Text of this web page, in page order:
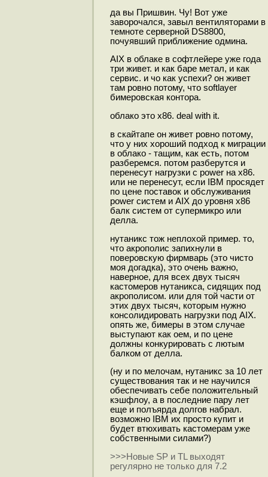
да вы Пришвин. Чу! Вот уже
заворочался, завыл вентиляторами в
темноте серверной DS8800,
почуявший приближение одмина.
AIX в облаке в софтлейере уже года
три живет. и как баре метал, и как
сервис. и чо как успехи? он живет
там ровно потому, что softlayer
бимеровская контора.
облако это x86. deal with it.
в скайтапе он живет ровно потому,
что у них хороший подход к миграции
в облако - тащим, как есть, потом
разберемся. потом разберутся и
перенесут нагрузки с power на x86.
или не перенесут, если IBM просядет
по цене поставок и обслуживания
power систем и AIX до уровня x86
балк систем от супермикро или
делла.
нутаникс тож неплохой пример. то,
что акрополис запихнули в
поверовскую фирмварь (это чисто
моя догадка), это очень важно,
наверное, для всех двух тысяч
кастомеров нутаникса, сидящих под
акрополисом. или для той части от
этих двух тысяч, которым нужно
консолидировать нагрузки под AIX.
опять же, бимеры в этом случае
выступают как оем, и по цене
должны конкурировать с лютым
балком от делла.
(ну и по мелочам, нутаникс за 10 лет
существования так и не научился
обеспечивать себе положительный
кэшфлоу, а в последние пару лет
еще и полъярда долгов набрал.
возможно IBM их просто купит и
будет втюхивать кастомерам уже
собственными силами?)
>>>Новые SP и TL выходят
регулярно не только для 7.2